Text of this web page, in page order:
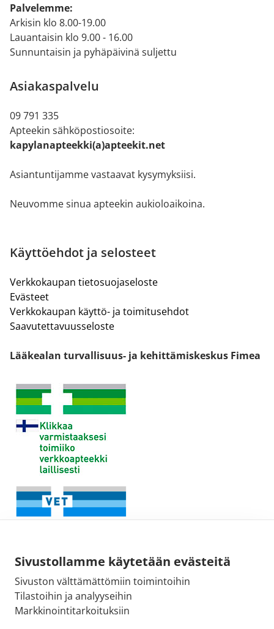
Sivustollamme käytetään evästeitä
Sivuston välttämättömiin toimintoihin
Tilastoihin ja analyyseihin
Markkinointitarkoituksiin
Palvelemme:
Arkisin klo 8.00-19.00
Lauantaisin klo 9.00 - 16.00
Sunnuntaisin ja pyhäpäivinä suljettu
Asiakaspalvelu
09 791 335
Apteekin sähköpostiosoite:
kapylanapteekki(a)apteekit.net
Asiantuntijamme vastaavat kysymyksiisi.
Neuvomme sinua apteekin aukioloaikoina.
Käyttöehdot ja selosteet
Verkkokaupan tietosuojaseloste
Evästeet
Verkkokaupan käyttö- ja toimitusehdot
Saavutettavuusseloste
Lääkealan turvallisuus- ja kehittämiskeskus Fimea
Fimean sähköpostiosoite: